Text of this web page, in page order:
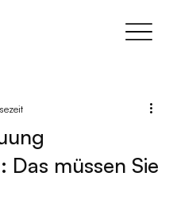
Das müssen Sie